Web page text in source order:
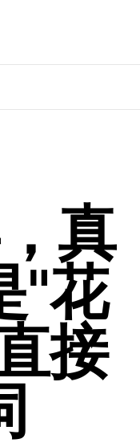
真
"花
接